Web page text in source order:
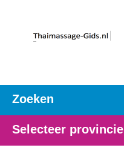
Zoeken
Selecteer provincie